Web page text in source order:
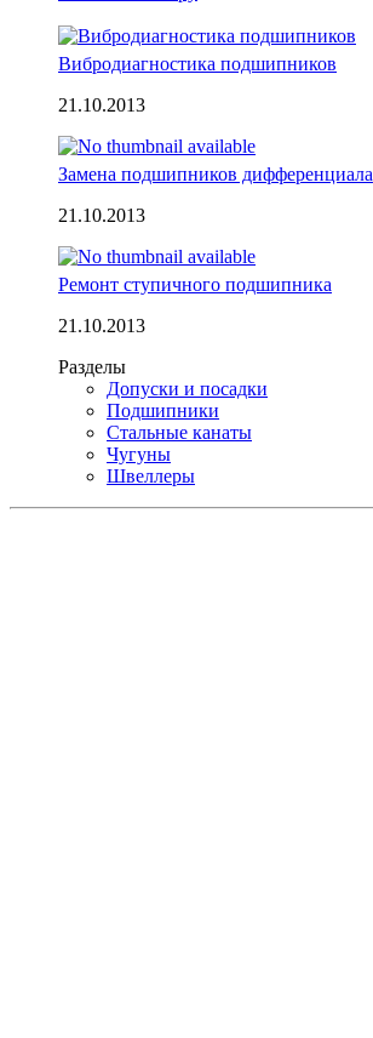
Вибродиагностика подшипников
21.10.2013
Замена подшипников дифференциала
21.10.2013
Ремонт ступичного подшипника
21.10.2013
Разделы
Допуски и посадки
Подшипники
Стальные канаты
Чугуны
Швеллеры